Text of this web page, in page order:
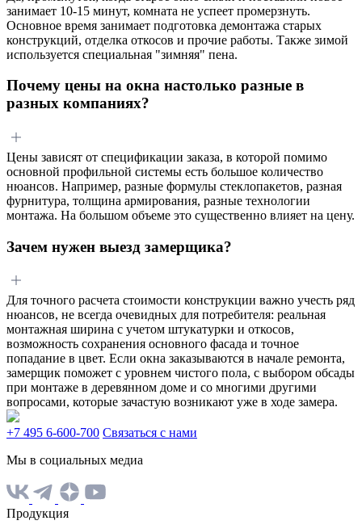
занимает 10-15 минут, комната не успеет промерзнуть.
Основное время занимает подготовка демонтажа старых
конструкций, отделка откосов и прочие работы. Также зимой
используется специальная "зимняя" пена.
Почему цены на окна настолько разные в
разных компаниях?
Цены зависят от спецификации заказа, в которой помимо
основной профильной системы есть большое количество
нюансов. Например, разные формулы стеклопакетов, разная
фурнитура, толщина армирования, разные технологии
монтажа. На большом объеме это существенно влияет на цену.
Зачем нужен выезд замерщика?
Для точного расчета стоимости конструкции важно учесть ряд
нюансов, не всегда очевидных для потребителя: реальная
монтажная ширина с учетом штукатурки и откосов,
возможность сохранения основного фасада и точное
попадание в цвет. Если окна заказываются в начале ремонта,
замерщик поможет с уровнем чистого пола, с выбором обсады
при монтаже в деревянном доме и со многими другими
вопросами, которые зачастую возникают уже в ходе замера.
+7 495 6-600-700 Связаться с нами
Мы в социальных медиа
Продукция